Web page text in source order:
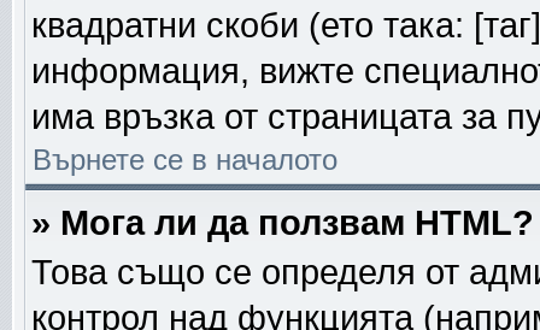
квадратни скоби (ето така:
информация, вижте
има връзка от страницата за
Върнете се в началото
» Мога ли да ползвам HTML?
Това също се определя от
контрол над функцията